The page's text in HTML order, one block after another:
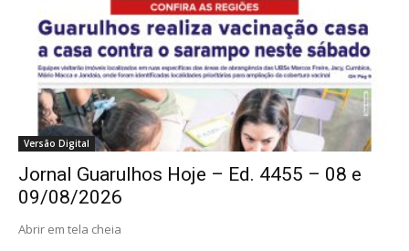
Versão Digital
Jornal Guarulhos Hoje – Ed. 4455 – 08 e
09/08/2026
Abrir em tela cheia